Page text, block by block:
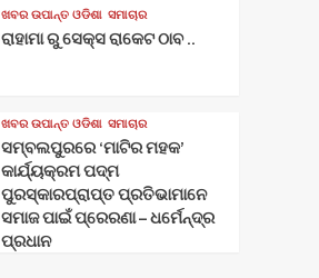
ଖବର ଉପାନ୍ତ ଓଡିଶା ସମାଚାର
ରାହାମା ରୁ ସେକ୍ସ ରାକେଟ ଠାବ ..
ଖବର ଉପାନ୍ତ ଓଡିଶା ସମାଚାର
ସମ୍ବଲପୁରରେ ‘ମାଟିର ମହକ’
କାର୍ଯ୍ୟକ୍ରମ ପଦ୍ମ
ପୁରସ୍କାରପ୍ରାପ୍ତ ପ୍ରତିଭାମାନେ
ସମାଜ ପାଇଁ ପ୍ରେରଣା – ଧର୍ମେନ୍ଦ୍ର
ପ୍ରଧାନ